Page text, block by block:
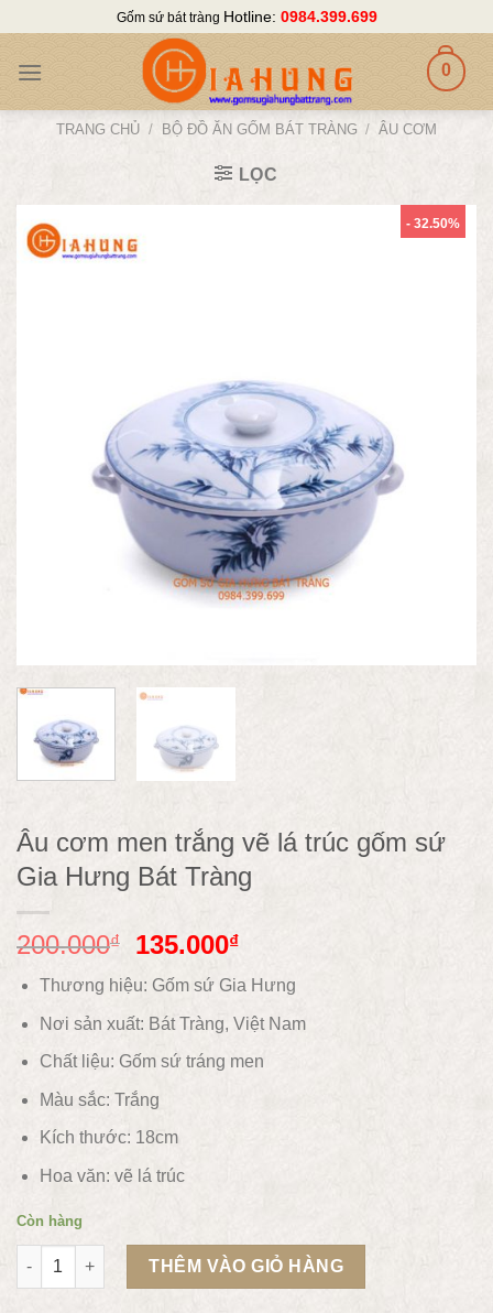
content
Gốm sứ bát tràng Hotline: 0984.399.699
0
TRANG CHỦ / BỘ ĐỒ ĂN GỐM BÁT TRÀNG / ÂU CƠM
LỌC
- 32.50%
Âu cơm men trắng vẽ lá trúc gốm sứ
Gia Hưng Bát Tràng
200.000₫ 135.000₫
Thương hiệu: Gốm sứ Gia Hưng
Nơi sản xuất: Bát Tràng, Việt Nam
Chất liệu: Gốm sứ tráng men
Màu sắc: Trắng
Kích thước: 18cm
Hoa văn: vẽ lá trúc
Còn hàng
Âu cơm men trắng vẽ lá trúc gốm sứ Gia Hưng Bát Tràng số
THÊM VÀO GIỎ HÀNG